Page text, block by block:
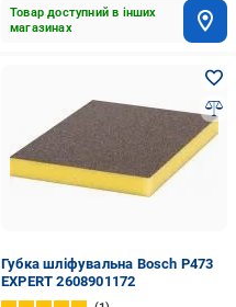
Товар доступний в інших
магазинах
Губка шліфувальна Bosch P473
EXPERT 2608901172